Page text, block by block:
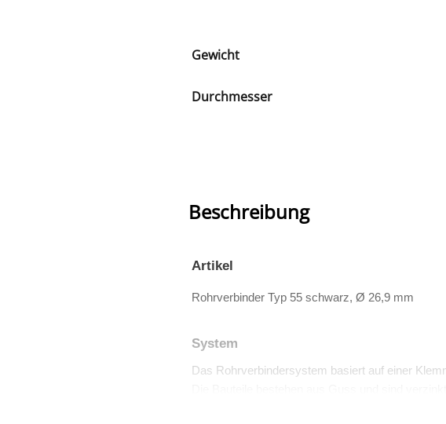
Gewicht
Durchmesser
Beschreibung
Artikel
Rohrverbinder Typ 55 schwarz, Ø 26,9 mm
System
Das Rohrverbindersystem basiert auf einer